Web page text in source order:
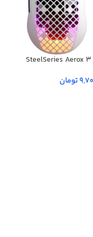
موس SteelSeries Aerox 3
تومان